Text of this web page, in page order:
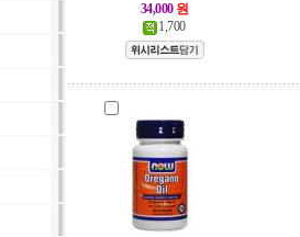
34,000 원
1,700